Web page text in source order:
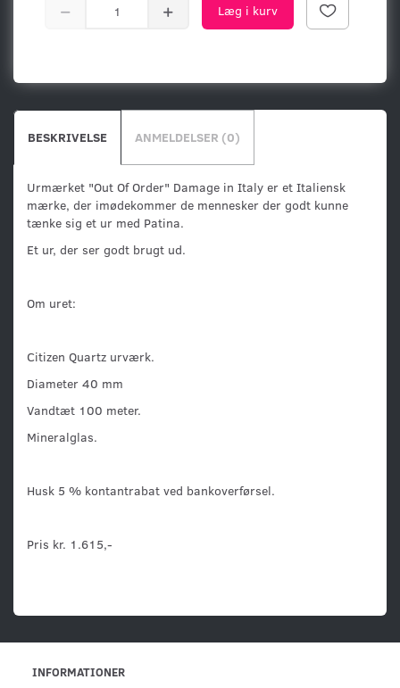
Læg i kurv
BESKRIVELSE ANMELDELSER (0)
Urmærket "Out Of Order" Damage in Italy er et Italiensk
mærke, der imødekommer de mennesker der godt kunne
tænke sig et ur med Patina.
Et ur, der ser godt brugt ud.
Om uret:
Citizen Quartz urværk.
Diameter 40 mm
Vandtæt 100 meter.
Mineralglas.
Husk 5 % kontantrabat ved bankoverførsel.
Pris kr. 1.615,-
INFORMATIONER